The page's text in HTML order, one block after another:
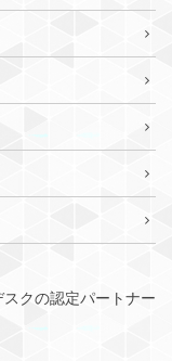
クの認定パートナー